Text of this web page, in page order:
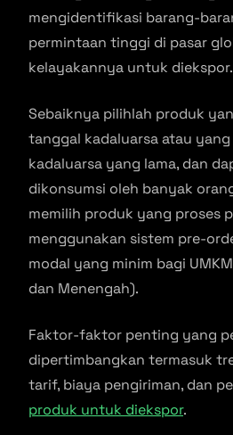
mengidentifikasi barang-
permintaan tinggi di pasar
kelayakannya untuk diekspor.
Sebaiknya pilihlah produk
tanggal kadaluarsa atau
kadaluarsa yang lama, dan
dikonsumsi oleh banyak
memilih produk yang proses
menggunakan sistem pre-
modal yang minim bagi
dan Menengah).
Faktor-faktor penting yang
dipertimbangkan termasuk
tarif, biaya pengiriman, dan
produk untuk diekspor.